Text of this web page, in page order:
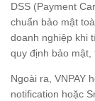
DSS (Payment
chuẩn bảo mật
doanh nghiệp khi
quy định bảo mật,
Ngoài ra, VNPAY
notification hoặc